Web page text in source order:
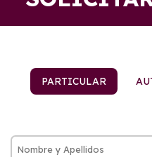
PARTICULAR